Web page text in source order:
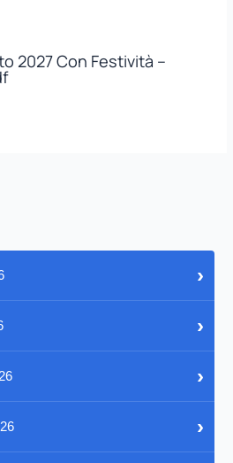
2027 Con Festività –
›
›
›
›